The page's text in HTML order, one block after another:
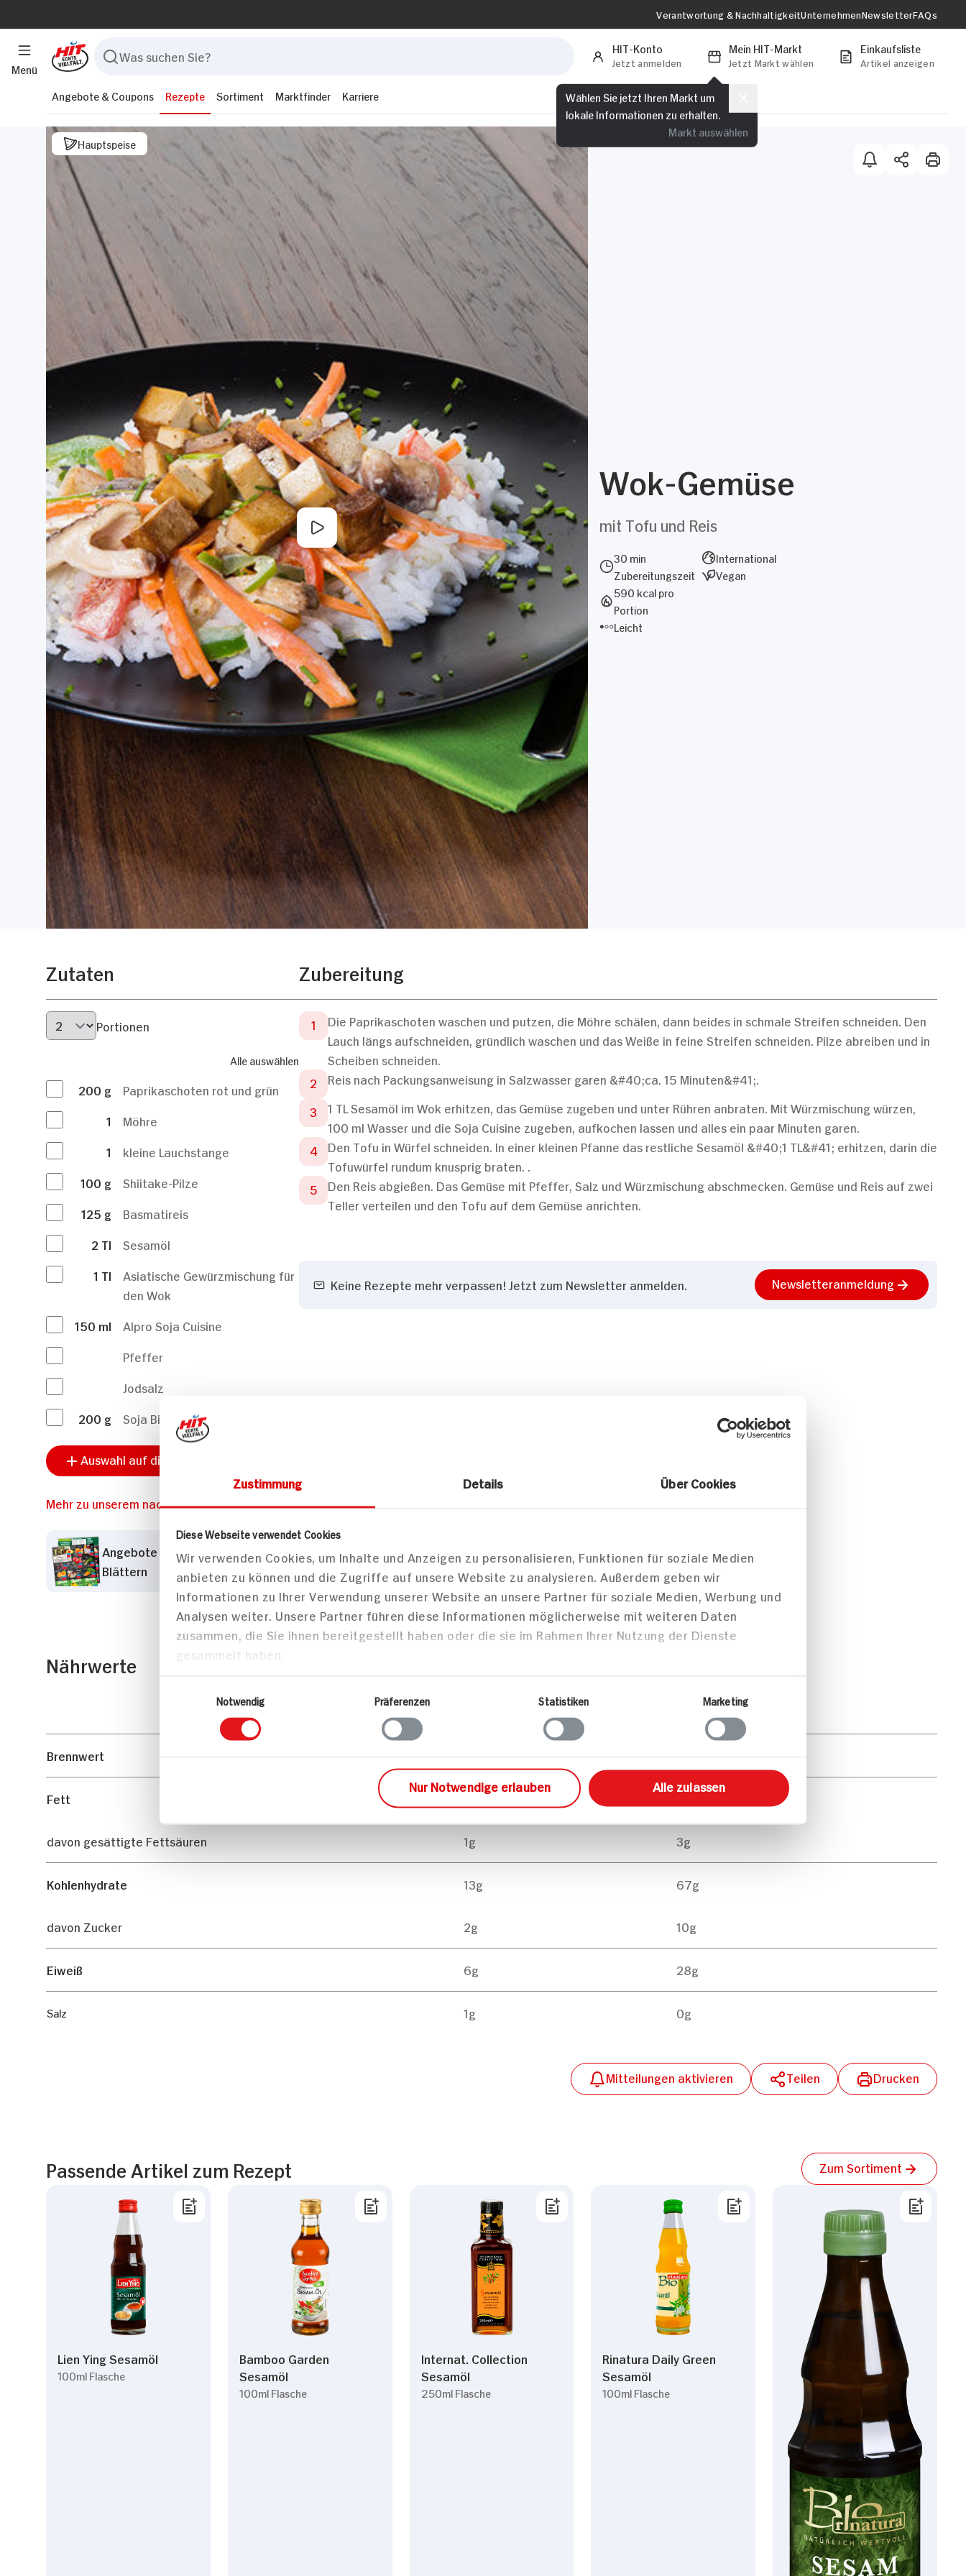
Zustimmung Details Über Cookies
Diese Webseite verwendet Cookies
Wir verwenden Cookies, um Inhalte und Anzeigen zu personalisieren, Funktionen für soziale Medien
anbieten zu können und die Zugriffe auf unsere Website zu analysieren. Außerdem geben wir
Informationen zu Ihrer Verwendung unserer Website an unsere Partner für soziale Medien, Werbung und
Analysen weiter. Unsere Partner führen diese Informationen möglicherweise mit weiteren Daten
zusammen, die Sie ihnen bereitgestellt haben oder die sie im Rahmen Ihrer Nutzung der Dienste
gesammelt haben.
Notwendig
Präferenzen Statistiken Marketing
Nur Notwendige erlauben Alle zulassen
Menü
Verantwortung & NachhaltigkeitUnternehmenNewsletterFAQs
HIT-Konto
Jetzt anmelden
Mein HIT-Markt
Jetzt Markt wählen
Wählen Sie jetzt Ihren Markt um
lokale Informationen zu erhalten.
Markt auswählen
Einkaufsliste
Artikel anzeigen
Angebote & Coupons Rezepte Sortiment Marktfinder Karriere
Hauptspeise
Wok-Gemüse
mit Tofu und Reis
30 min
Zubereitungszeit
590 kcal pro
Portion
Leicht
International
Vegan
Zutaten
Portionen
Alle auswählen
200 g
Paprikaschoten rot und grün
1
Möhre
1
kleine Lauchstange
100 g
Shiitake-Pilze
125 g
Basmatireis
2 Tl
Sesamöl
1 Tl
Asiatische Gewürzmischung für
den Wok
150 ml
Alpro Soja Cuisine
Pfeffer
Jodsalz
200 g Soja Bio Tofu, geräuchert
Auswahl auf die Einkaufsliste setzen
Mehr zu unserem nachhaltigem Sortiment
Angebote der Woche zum
Blättern
Zubereitung
Die Paprikaschoten waschen und putzen, die Möhre schälen, dann beides in schmale Streifen schneiden. Den
Lauch längs aufschneiden, gründlich waschen und das Weiße in feine Streifen schneiden. Pilze abreiben und in
Scheiben schneiden.
Reis nach Packungsanweisung in Salzwasser garen &#40;ca. 15 Minuten&#41;.
1 TL Sesamöl im Wok erhitzen, das Gemüse zugeben und unter Rühren anbraten. Mit Würzmischung würzen,
100 ml Wasser und die Soja Cuisine zugeben, aufkochen lassen und alles ein paar Minuten garen.
Den Tofu in Würfel schneiden. In einer kleinen Pfanne das restliche Sesamöl &#40;1 TL&#41; erhitzen, darin die
Tofuwürfel rundum knusprig braten. .
Den Reis abgießen. Das Gemüse mit Pfeffer, Salz und Würzmischung abschmecken. Gemüse und Reis auf zwei
Teller verteilen und den Tofu auf dem Gemüse anrichten.
Keine Rezepte mehr verpassen! Jetzt zum Newsletter anmelden. Newsletteranmeldung
Nährwerte
Brennwert 491kJ /117kcal 2.469kJ /590kcal
Fett
davon gesättigte Fettsäuren 1g 3g
Kohlenhydrate 13g 67g
davon Zucker 2g 10g
Eiweiß 6g 28g
Salz 1g 0g
Mitteilungen aktivieren Teilen Drucken
Passende Artikel zum Rezept Zum Sortiment
Lien Ying Sesamöl
100ml Flasche
Bamboo Garden
Sesamöl
100ml Flasche
Internat. Collection
Sesamöl
250ml Flasche
Rinatura Daily Green
Sesamöl
100ml Flasche